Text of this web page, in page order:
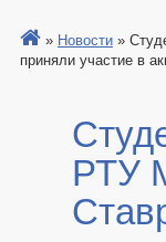
» Новости »
приняли участие в
РТУ